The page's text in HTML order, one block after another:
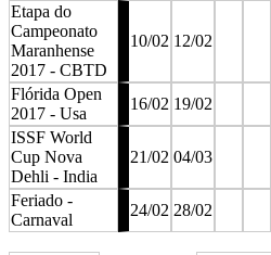
Etapa do
Campeonato
Maranhense
2017 - CBTD
10/02 12/02
Flórida Open
2017 - Usa
16/02 19/02
ISSF World
Cup Nova
Dehli - India
21/02 04/03
Feriado -
Carnaval
24/02 28/02